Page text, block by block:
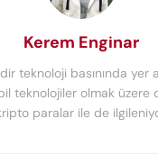
Kerem Enginar
teknoloji basınında yer
teknolojiler olmak üzere
paralar ile de